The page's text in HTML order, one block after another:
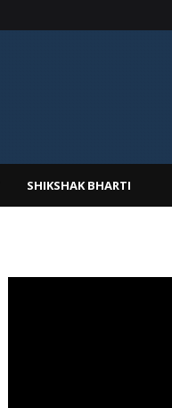
SHIKSHAK BHARTI